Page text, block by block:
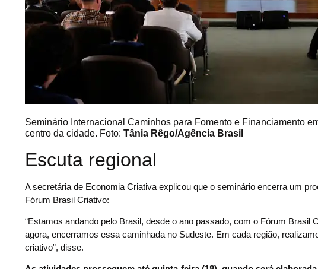
Seminário Internacional Caminhos para Fomento e Financiamento
centro da cidade. Foto: Tânia Rêgo/Agência Brasil
Escuta regional
A secretária de Economia Criativa explicou que o seminário encerra um
Fórum Brasil Criativo:
“Estamos andando pelo Brasil, desde o ano passado, com o Fórum
agora, encerramos essa caminhada no Sudeste. Em cada região,
criativo”, disse.